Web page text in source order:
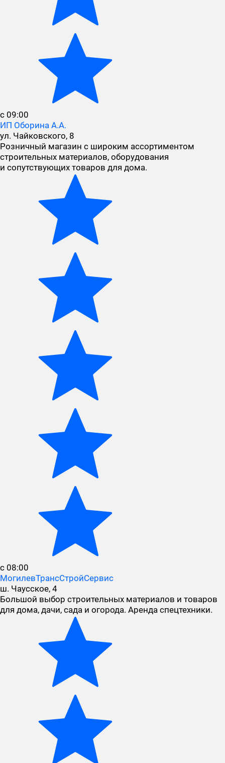
с 09:00
ИП Оборина А.А.
ул. Чайковского, 8
Розничный магазин с широким ассортиментом
строительных материалов, оборудования
и сопутствующих товаров для дома.
с 08:00
МогилевТрансСтройСервис
ш. Чаусское, 4
Большой выбор строительных материалов и товаров
для дома, дачи, сада и огорода. Аренда спецтехники.